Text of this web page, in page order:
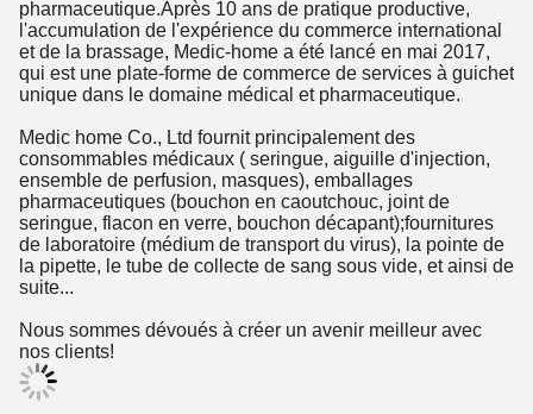
pharmaceutique.Après 10 ans de pratique productive,
l'accumulation de l'expérience du commerce international
et de la brassage, Medic-home a été lancé en mai 2017,
qui est une plate-forme de commerce de services à guichet
unique dans le domaine médical et pharmaceutique.
Medic home Co., Ltd fournit principalement des
consommables médicaux ( seringue, aiguille d'injection,
ensemble de perfusion, masques), emballages
pharmaceutiques (bouchon en caoutchouc, joint de
seringue, flacon en verre, bouchon décapant);fournitures
de laboratoire (médium de transport du virus), la pointe de
la pipette, le tube de collecte de sang sous vide, et ainsi de
suite...
Nous sommes dévoués à créer un avenir meilleur avec
nos clients!